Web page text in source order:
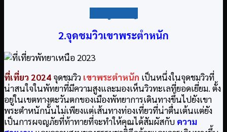
2.จุดชมวิวเขาพระตำหนัก
ที่เที่ยว2024 จุดชมวิว เขาพระตำหนัก เป็นหนึ่งในจุดชมวิวที่
น่าสนใจในพัทยาที่มีความสูงและมองเห็นวิวทะเลที่ยอดเยี่ยม. ตั้ง
อยู่ในเขตทางตะวันตกของเมืองพัทยาการเดินทางขึ้นไปยังเขา
พระตำหนักนั้นไม่เพียงแต่เส้นทางท่องเที่ยวที่น่าตื่นเต้นแต่ยัง
เป็นการผจญภัยที่ท้าทายที่จะทำให้คุณได้สัมผัสกับ ความ